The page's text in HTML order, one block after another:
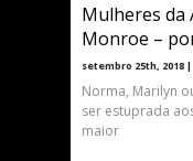
Mulheres da
Monroe –
setembro 25th, 2018 |
Norma, Marilyn
ser estuprada
maior